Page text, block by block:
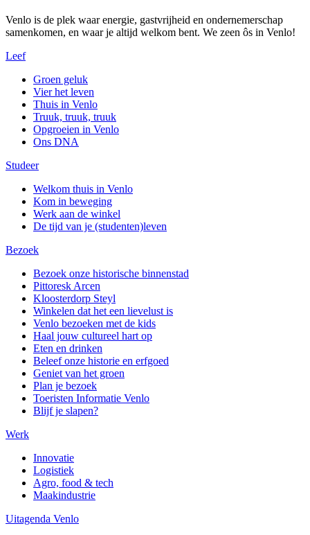
Venlo is de plek waar energie, gastvrijheid en ondernemerschap
samenkomen, en waar je altijd welkom bent. We zeen ôs in Venlo!
Leef
Groen geluk
Vier het leven
Thuis in Venlo
Truuk, truuk, truuk
Opgroeien in Venlo
Ons DNA
Studeer
Welkom thuis in Venlo
Kom in beweging
Werk aan de winkel
De tijd van je (studenten)leven
Bezoek
Bezoek onze historische binnenstad
Pittoresk Arcen
Kloosterdorp Steyl
Winkelen dat het een lievelust is
Venlo bezoeken met de kids
Haal jouw cultureel hart op
Eten en drinken
Beleef onze historie en erfgoed
Geniet van het groen
Plan je bezoek
Toeristen Informatie Venlo
Blijf je slapen?
Werk
Innovatie
Logistiek
Agro, food & tech
Maakindustrie
Uitagenda Venlo